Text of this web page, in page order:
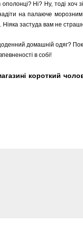
Ні? Ну, тоді хоч
на палаюче
Ніяка застуда вам не
домашній одяг?
в собі!
короткий